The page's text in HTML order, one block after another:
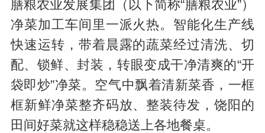
膳粮农业发展集团（以下简称“膳粮农业”）
净菜加工车间里一派火热。智能化生产线
快速运转，带着晨露的蔬菜经过清洗、切
配、锁鲜、封装，转眼变成干净清爽的“开
袋即炒”净菜。空气中飘着清新菜香，一框
框新鲜净菜整齐码放、整装待发，饶阳的
田间好菜就这样稳稳送上各地餐桌。